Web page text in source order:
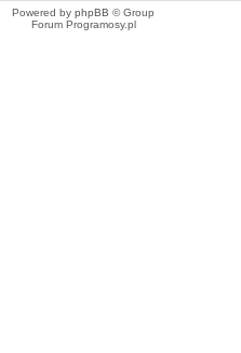
Powered by phpBB © Group
Forum Programosy.pl